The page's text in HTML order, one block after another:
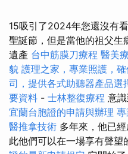
15吸引了2024年您還沒有
聖誕節，但是當他的祖父生
遺產 台中筋膜刀療程 醫美
貌 護理之家，專業照護，
司，提供各式助聽器產品選
要資料 - 士林整復療程 意
宜蘭台胞證的申請與辦理
醫推拿技術 多年來，他已
此他們可以在一場享有聲望